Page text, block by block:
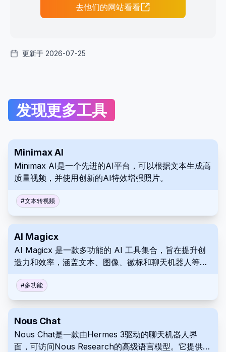
去他们的网站看看
更新于 2026-07-25
发现更多工具
Minimax AI
Minimax AI是一个先进的AI平台，可以根据文本生成高
质量视频，并使用创新的AI特效增强照片。
#文本转视频
AI Magicx
AI Magicx 是一款多功能的 AI 工具集合，旨在提升创
造力和效率，涵盖文本、图像、徽标和聊天机器人等多
#多功能
Nous Chat
Nous Chat是一款由Hermes 3驱动的聊天机器人界
面，可访问Nous Research的高级语言模型。它提供增